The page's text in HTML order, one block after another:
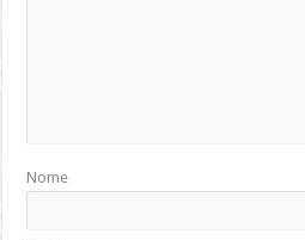
Nome